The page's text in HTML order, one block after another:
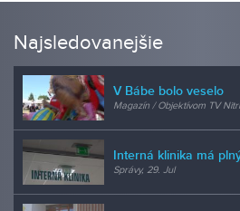
Najsledovanejšie
V Bábe bolo veselo
Magazín / Objektívom TV
Interná klinika má
Správy, 29. Jul